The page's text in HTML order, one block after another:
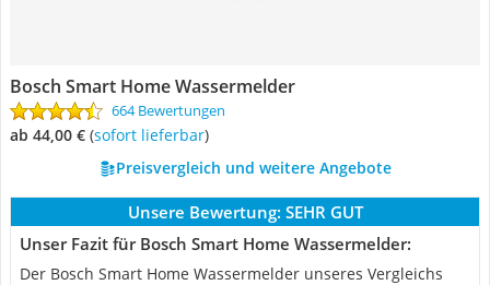
Bosch Smart Home Wassermelder
664 Bewertungen
ab 44,00 € ( Sofort lieferbar)
Preisvergleich und weitere Angebote
Unsere Bewertung: SEHR GUT
Unser Fazit für Bosch Smart Home Wassermelder:
Der Bosch Smart Home Wassermelder unseres Vergleichs